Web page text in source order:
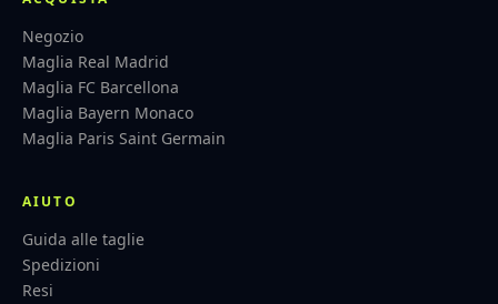
Negozio
Maglia Real Madrid
Maglia FC Barcellona
Maglia Bayern Monaco
Maglia Paris Saint Germain
AIUTO
Guida alle taglie
Spedizioni
Resi